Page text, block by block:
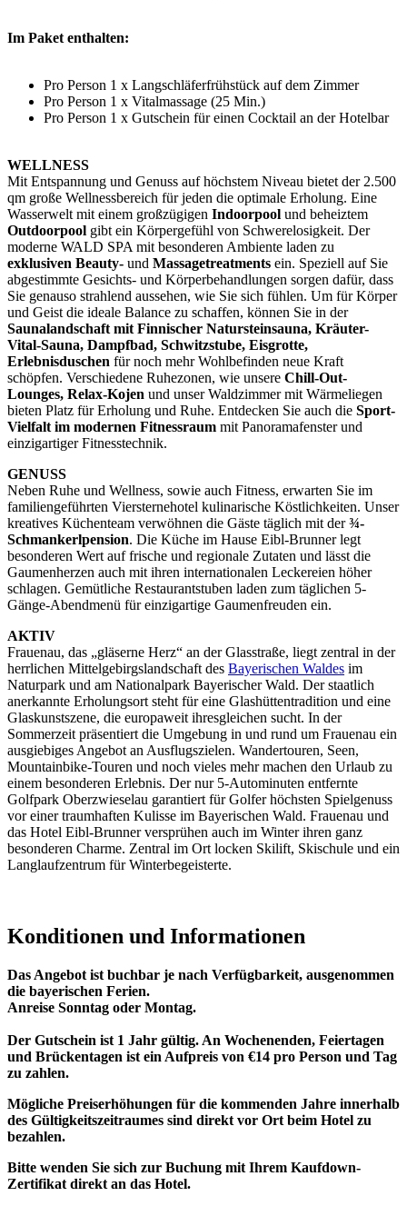
Im Paket enthalten:
Pro Person 1 x Langschläferfrühstück auf dem Zimmer
Pro Person 1 x Vitalmassage (25 Min.)
Pro Person 1 x Gutschein für einen Cocktail an der Hotelbar
WELLNESS
Mit Entspannung und Genuss auf höchstem Niveau bietet der 2.500
qm große Wellnessbereich für jeden die optimale Erholung. Eine
Wasserwelt mit einem großzügigen Indoorpool und beheiztem
Outdoorpool gibt ein Körpergefühl von Schwerelosigkeit. Der
moderne WALD SPA mit besonderen Ambiente laden zu
exklusiven Beauty- und Massagetreatments ein. Speziell auf Sie
abgestimmte Gesichts- und Körperbehandlungen sorgen dafür, dass
Sie genauso strahlend aussehen, wie Sie sich fühlen. Um für Körper
und Geist die ideale Balance zu schaffen, können Sie in der
Saunalandschaft mit Finnischer Natursteinsauna, Kräuter-
Vital-Sauna, Dampfbad, Schwitzstube, Eisgrotte,
Erlebnisduschen für noch mehr Wohlbefinden neue Kraft
schöpfen. Verschiedene Ruhezonen, wie unsere Chill-Out-
Lounges, Relax-Kojen und unser Waldzimmer mit Wärmeliegen
bieten Platz für Erholung und Ruhe. Entdecken Sie auch die Sport-
Vielfalt im modernen Fitnessraum mit Panoramafenster und
einzigartiger Fitnesstechnik.
GENUSS
Neben Ruhe und Wellness, sowie auch Fitness, erwarten Sie im
familiengeführten Viersternehotel kulinarische Köstlichkeiten. Unser
kreatives Küchenteam verwöhnen die Gäste täglich mit der¾-
Schmankerlpension. Die Küche im Hause Eibl-Brunner legt
besonderen Wert auf frische und regionale Zutaten und lässt die
Gaumenherzen auch mit ihren internationalen Leckereien höher
schlagen. Gemütliche Restaurantstuben laden zum täglichen 5-
Gänge-Abendmenü für einzigartige Gaumenfreuden ein.
AKTIV
Frauenau, das „gläserne Herz“ an der Glasstraße, liegt zentral in der
herrlichen Mittelgebirgslandschaft des Bayerischen Waldes im
Naturpark und am Nationalpark Bayerischer Wald. Der staatlich
anerkannte Erholungsort steht für eine Glashüttentradition und eine
Glaskunstszene, die europaweit ihresgleichen sucht. In der
Sommerzeit präsentiert die Umgebung in und rund um Frauenau ein
ausgiebiges Angebot an Ausflugszielen. Wandertouren, Seen,
Mountainbike-Touren und noch vieles mehr machen den Urlaub zu
einem besonderen Erlebnis. Der nur 5-Autominuten entfernte
Golfpark Oberzwieselau garantiert für Golfer höchsten Spielgenuss
vor einer traumhaften Kulisse im Bayerischen Wald. Frauenau und
das Hotel Eibl-Brunner versprühen auch im Winter ihren ganz
besonderen Charme. Zentral im Ort locken Skilift, Skischule und ein
Langlaufzentrum für Winterbegeisterte.
Konditionen und Informationen
Das Angebot ist buchbar je nach Verfügbarkeit, ausgenommen
die bayerischen Ferien.
Anreise Sonntag oder Montag.
Der Gutschein ist 1 Jahr gültig. An Wochenenden, Feiertagen
und Brückentagen ist ein Aufpreis von €14 pro Person und Tag
zu zahlen.
Mögliche Preiserhöhungen für die kommenden Jahre innerhalb
des Gültigkeitszeitraumes sind direkt vor Ort beim Hotel zu
bezahlen.
Bitte wenden Sie sich zur Buchung mit Ihrem Kaufdown-
Zertifikat direkt an das Hotel.